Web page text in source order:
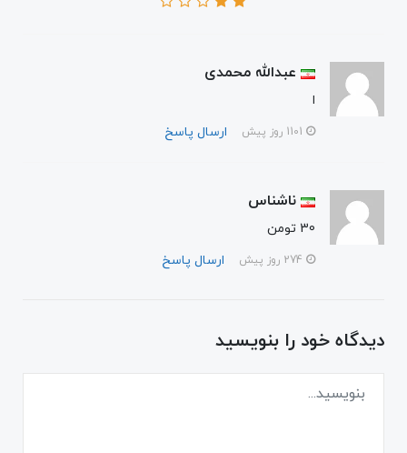
عبدالله محمدی
ا
ارسال پاسخ
ناشناس
30 تومن
ارسال پاسخ
دیدگاه خود را بنویسید